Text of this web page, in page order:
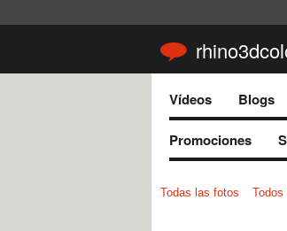
Vídeos Blogs
Promociones
Todas las fotos Todos